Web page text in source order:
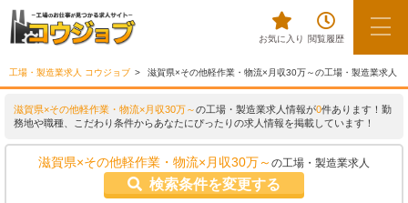
お気に入り 閲覧履歴
工場・製造業求人 コウジョブ 滋賀県×その他軽作業・物流×月収30万～の工場・製造業求人
滋賀県×その他軽作業・物流×月収30万～の工場・製造業求人情報が0件あります！勤
務地や職種、こだわり条件からあなたにぴったりの求人情報を掲載しています！
滋賀県×その他軽作業・物流×月収30万～ の工場・製造業求人
検索条件を変更する